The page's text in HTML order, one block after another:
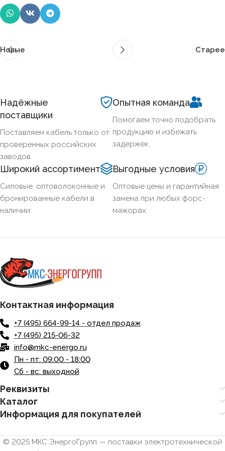
Новые Старее
Надёжные
поставщики
Поставляем кабель только от
проверенных российских
заводов.
Опытная команда
Помогаем точно подобрать
продукцию и избежать
задержек.
Широкий ассортимент
Силовые, оптоволоконные и
бронированные кабели в
наличии.
Выгодные условия
Оптовые цены и гарантийная
замена при любых форс-
мажорах.
Контактная информация
+7 (495) 664-99-14 - отдел продаж
+7 (495) 215-06-32
info@mkc-energo.ru
Пн - пт: 09:00 - 18:00
Сб - вс: выходной
Реквизиты
Каталог
Информация для покупателей
© 2025 МКС ЭнергоГрупп — поставки электротехнической